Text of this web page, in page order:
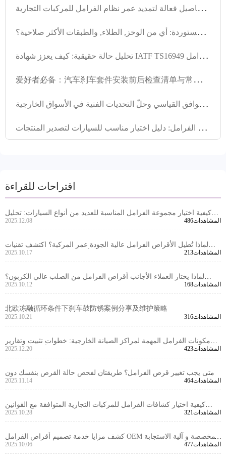
ح
لول معالجة الصدأ لدورة الفرامل في المناطق الرطبة: تفاصيل فعالة لتمديد عمر نظام الفرامل للمركبات التجارية
م
قارنة تقنيات معالجة مكافحة الصدأ للقرصات الفرامل المستوردة: أي من الوخز, الطلاء, والطبقات الأكثر صلاحية؟
ت
حليل حالة حقيقية: كيف يعزز شهادة IATF TS16949 إدارة جودة سلسلة إمداد عجلات الفرامل
爱
好者必备：汽车刹车套件安装前后检查清单与常见误区
ش
ُبَّاك الكبح للمركبات التجارية: دليل التوافق القياسي وحلّ التحديات الفنية في الأسواق الخارجية
ت
حليل أداء ومواد مجموعات الفرامل: دليل اختيار مناسب للسيارات لتصدير المنتجات
اقتراحات للقراءة
كيفية اختيار مجموعة الفرامل المناسبة للعديد من أنواع السيارات: تحليل
كامل لطريقة تحديد التوافق
2025.12.08 486المشاهدات
لماذا تُطيل الأقراص الفرامل عالية الجودة عمر المركبة؟ اكتشف تقنيات
الوقاية من الصدأ وأفضل الممارسات في التصنيع
2025.10.17 213المشاهدات
لماذا يختار العملاء الأجانب أقراص الفرامل من الصلب عالي الكربون؟
دراسة حالة حقيقية
2025.10.12 168المشاهدات
北欧冻融循环条件下刹车鼓防锈案例分享及维护策略
2025.10.21 316المشاهدات
مكونات الفرامل المهمة لمراكز الصيانة الخارجية: خطوات تثبيت وتقارير
الفحص الأساسية لعدة أنواع السيارات
2025.12.20 423المشاهدات
متى يجب تغيير قرص الفرامل؟ طريقتان لفحص حالة القرص بنفسك دون
إهدار المال
2025.11.14 464المشاهدات
كيفية اختيار كشافات الفرامل للمركبات التجارية المتوافقة مع القوانين
المحلية: دليل للمواقع الأساسية العالمية
2025.10.28 321المشاهدات
كشف مزايا خدمة تصميم أقراص الفرامل OEM المخصصة و آلية الاستجابة
السريعة
2025.10.06 477المشاهدات